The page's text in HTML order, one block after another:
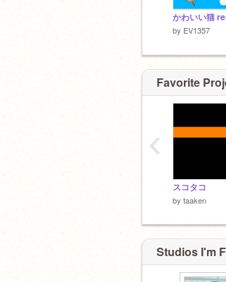
かわいい猫
by EV1357
Favorite
スコタコ
by taaken
‹
Studios I'm